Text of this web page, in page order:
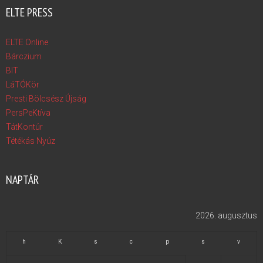
ELTE PRESS
ELTE Online
Bárczium
BIT
LáTÓKör
Presti Bölcsész Újság
PersPeKtíva
TátKontúr
Tétékás Nyúz
NAPTÁR
2026. augusztus
h K s c p s v